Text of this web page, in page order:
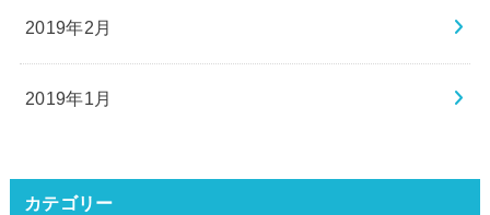
2019年2月
2019年1月
カテゴリー